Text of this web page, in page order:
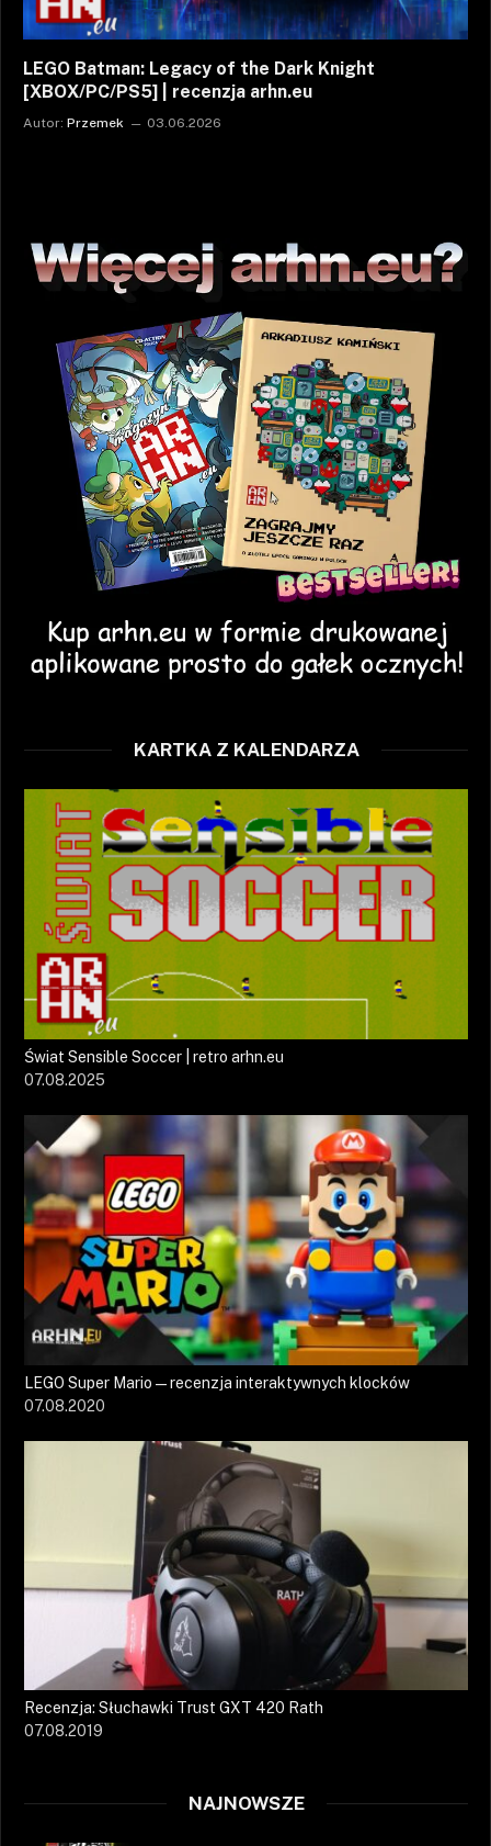
LEGO Batman: Legacy of the Dark Knight
[XBOX/PC/PS5] | recenzja arhn.eu
Autor: Przemek 03.06.2026
KARTKA Z KALENDARZA
Świat Sensible Soccer | retro arhn.eu
07.08.2025
LEGO Super Mario — recenzja interaktywnych klocków
07.08.2020
Recenzja: Słuchawki Trust GXT 420 Rath
07.08.2019
NAJNOWSZE